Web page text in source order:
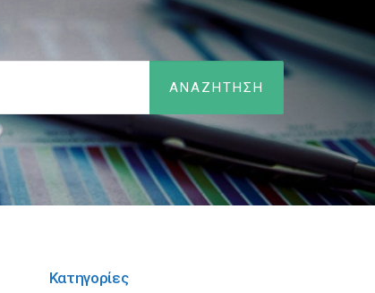
Κατηγορίες